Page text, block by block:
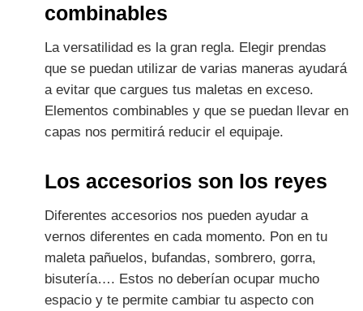
combinables
La versatilidad es la gran regla. Elegir prendas
que se puedan utilizar de varias maneras ayudará
a evitar que cargues tus maletas en exceso.
Elementos combinables y que se puedan llevar en
capas nos permitirá reducir el equipaje.
Los accesorios son los reyes
Diferentes accesorios nos pueden ayudar a
vernos diferentes en cada momento. Pon en tu
maleta pañuelos, bufandas, sombrero, gorra,
bisutería…. Estos no deberían ocupar mucho
espacio y te permite cambiar tu aspecto con